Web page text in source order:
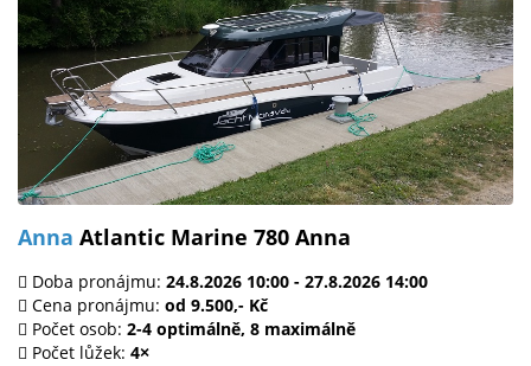
Anna Atlantic Marine 780 Anna
Doba pronájmu: 24.8.2026 10:00 - 27.8.2026 14:00
Cena pronájmu: od 9.500,- Kč
Počet osob: 2-4 optimálně, 8 maximálně
Počet lůžek: 4×